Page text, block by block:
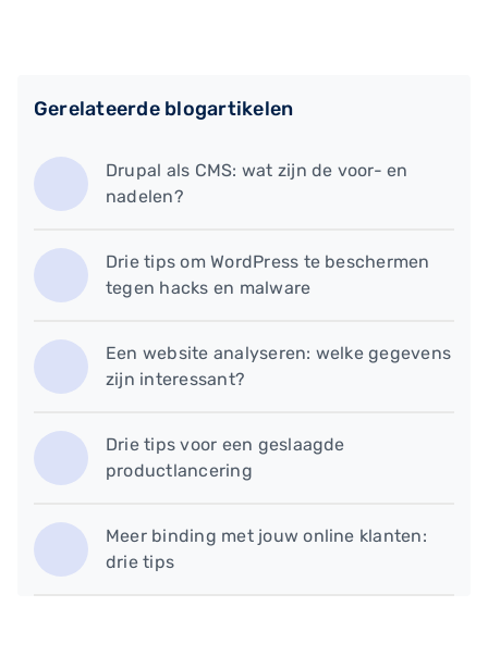
Gerelateerde blogartikelen
Drupal als CMS: wat zijn de voor- en
nadelen?
Drie tips om WordPress te beschermen
tegen hacks en malware
Een website analyseren: welke gegevens
zijn interessant?
Drie tips voor een geslaagde
productlancering
Meer binding met jouw online klanten:
drie tips